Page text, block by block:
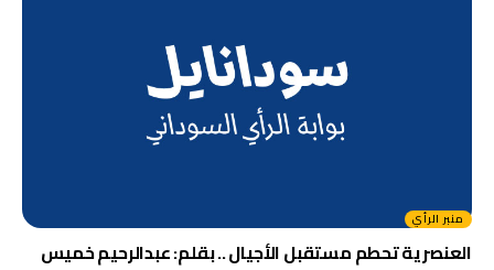
منبر الرأي
العنصرية تحطم مستقبل الأجيال .. بقلم: عبدالرحيم خميس